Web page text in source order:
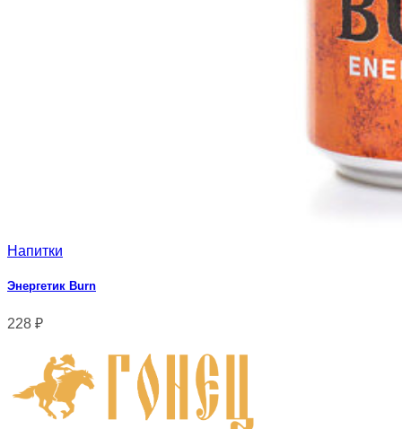
Напитки
Энергетик Burn
228 ₽